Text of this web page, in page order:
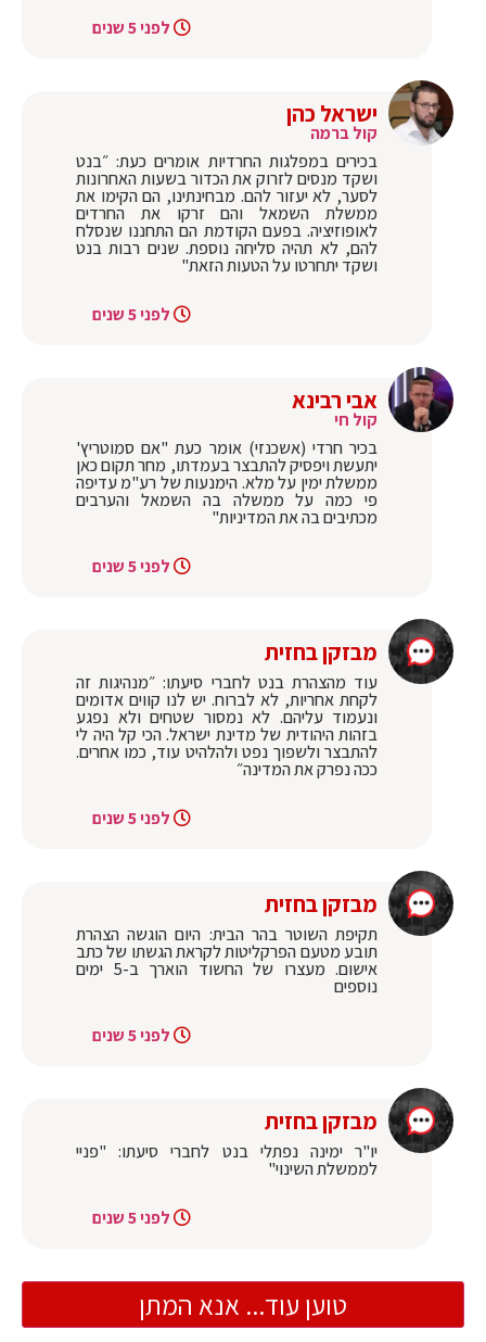
לפני 5 שנים
ישראל כהן
קול ברמה
בכירים במפלגות החרדיות אומרים כעת: ״בנט
ושקד מנסים לזרוק את הכדור בשעות האחרונות
לסער, לא יעזור להם. מבחינתינו, הם הקימו את
ממשלת השמאל והם זרקו את החרדים
לאופוזיציה. בפעם הקודמת הם התחננו שנסלח
להם, לא תהיה סליחה נוספת. שנים רבות בנט
ושקד יתחרטו על הטעות הזאת"
לפני 5 שנים
אבי רבינא
קול חי
בכיר חרדי (אשכנזי) אומר כעת "אם סמוטריץ'
יתעשת ויפסיק להתבצר בעמדתו, מחר תקום כאן
ממשלת ימין על מלא. הימנעות של רע"מ עדיפה
פי כמה על ממשלה בה השמאל והערבים
מכתיבים בה את המדיניות"
לפני 5 שנים
מבזקן בחזית
עוד מהצהרת בנט לחברי סיעתו: ״מנהיגות זה
לקחת אחריות, לא לברוח. יש לנו קווים אדומים
ונעמוד עליהם. לא נמסור שטחים ולא נפגע
בזהות היהודית של מדינת ישראל. הכי קל היה לי
להתבצר ולשפוך נפט ולהלהיט עוד, כמו אחרים.
ככה נפרק את המדינה״
לפני 5 שנים
מבזקן בחזית
תקיפת השוטר בהר הבית: היום הוגשה הצהרת
תובע מטעם הפרקליטות לקראת הגשתו של כתב
אישום. מעצרו של החשוד הוארך ב-5 ימים
נוספים
לפני 5 שנים
מבזקן בחזית
יו"ר ימינה נפתלי בנט לחברי סיעתו: "פניי
לממשלת השינוי"
לפני 5 שנים
טוען עוד... אנא המתן